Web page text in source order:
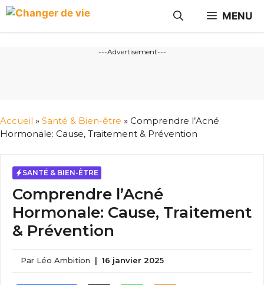
Aller
au
contenu
MENU
---Advertisement---
Accueil » Santé & Bien-être » Comprendre l’Acné
Hormonale: Cause, Traitement & Prévention
SANTÉ & BIEN-ÊTRE
Comprendre l’Acné
Hormonale: Cause, Traitement
& Prévention
Par Léo Ambition | 16 janvier 2025